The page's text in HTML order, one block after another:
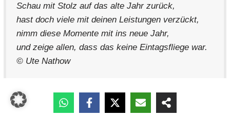
Schau mit Stolz auf das alte Jahr zurück,
hast doch viele mit deinen Leistungen verzückt,
nimm diese Momente mit ins neue Jahr,
und zeige allen, dass das keine Eintagsfliege war.
© Ute Nathow
Habe Träume, habe Ziele,